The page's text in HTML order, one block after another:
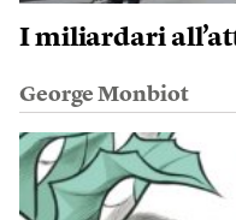
I miliardari
George Monbiot